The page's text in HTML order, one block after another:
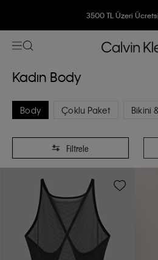
3500 TL Üzeri
7500 TL Ve Üzeri
Kadın Body
Çoklu Paket Bikini
Body
Filtrele